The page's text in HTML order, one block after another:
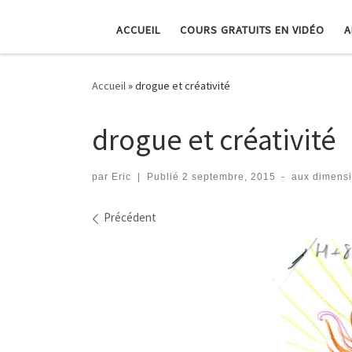
ACCUEIL COURS GRATUITS EN VIDÉO
Accueil»drogue et créativité
drogue et créativité
par Eric Publié 2 septembre, 2015 - aux
Navigation dans les
Précédent